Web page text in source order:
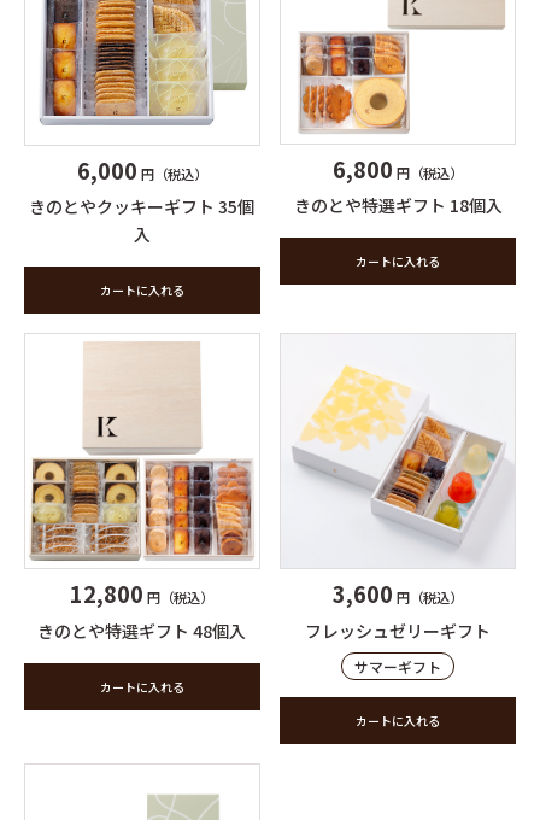
6,000 円（税込）
きのとやクッキーギフト 35個
入
カートに入れる
6,800 円（税込）
きのとや特選ギフト 18個入
カートに入れる
12,800 円（税込）
きのとや特選ギフト 48個入
カートに入れる
3,600 円（税込）
フレッシュゼリーギフト
サマーギフト
カートに入れる